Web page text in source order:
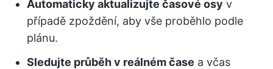
Automaticky aktualizujte časové osy v
případě zpoždění, aby vše proběhlo podle
plánu.
Sledujte průběh v reálném čase a včas